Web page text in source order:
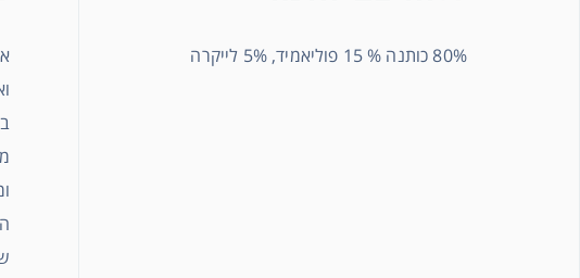
80% כותנה % 15 פוליאמיד, 5% לייקרה